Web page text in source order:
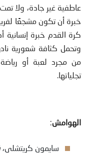
عاطفية غير جادة، ولا
خبرة أن تكون مشجعًا
كرة القدم خبرة
وتحمل كثافة شعورية
من مجرد لعبة أو
تجلياتها.
الهوامش:
سايمون كريتشلي،